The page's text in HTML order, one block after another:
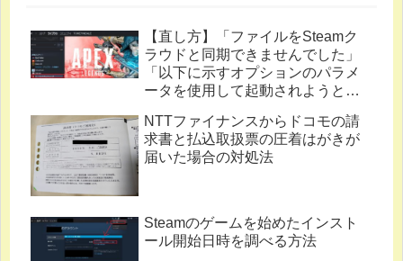
【直し方】「ファイルをSteamク
ラウドと同期できませんでした」
「以下に示すオプションのパラメ
ータを使用して起動されようとし
NTTファイナンスからドコモの請
求書と払込取扱票の圧着はがきが
届いた場合の対処法
Steamのゲームを始めたインスト
ール開始日時を調べる方法